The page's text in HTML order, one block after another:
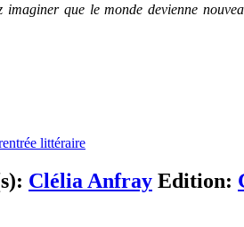
imaginer que le monde devienne
littéraire
Clélia Anfray Edition: